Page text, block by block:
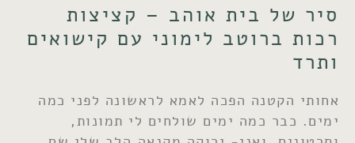
סיר של בית אוהב – קציצות
רכות ברוטב לימוני עם קישואים
ותרד
אחותי הקטנה הפכה לאמא לראשונה לפני כמה
ימים. כבר כמה ימים שולחים לי תמונות,